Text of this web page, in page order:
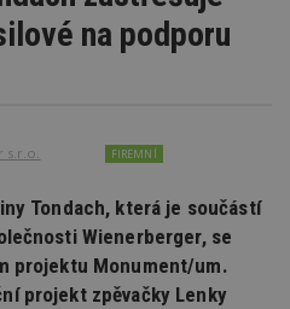
na podporu
FIREMNÍ
Tondach, která je součástí
Wienerberger, se
projektu Monument/um.
projekt zpěvačky Lenky